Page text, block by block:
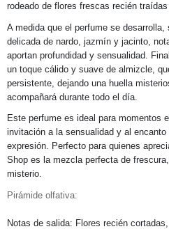
rodeado de flores frescas recién
A medida que el perfume se
delicada de nardo, jazmín y jacinto,
aportan profundidad y sensualidad.
un toque cálido y suave de almizcle,
persistente, dejando una huella
acompañará durante todo el día.
Este perfume es ideal para momentos
invitación a la sensualidad y al
expresión. Perfecto para quienes
Shop es la mezcla perfecta de
misterio.
Pirámide olfativa:
Notas de salida: Flores recién